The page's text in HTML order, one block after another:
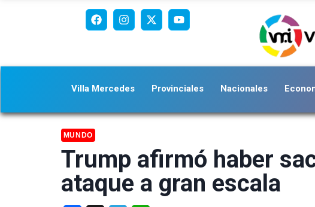
Villa Mercedes Provinciales Nacionales
MUNDO
Trump afirmó haber
ataque a gran escala